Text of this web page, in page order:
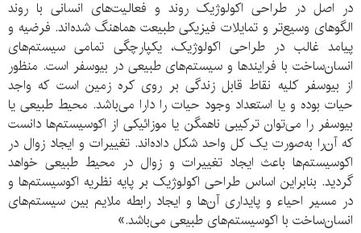
در اصل در طراحی اکولوژیک روند و فعالیت‌های انسانی با روند
الگوهای وسیع‌تر و تمایلات فیزیکی طبیعت هماهنگ شده‌اند. فرضیه و
پیامد غالب در طراحی اکولوژیک، یکپارچگی تمامی سیستم‌های
انسان‌ساخت با فرایندها و سیستم‌های طبیعی در بیوسفر است. منظور
از بیوسفر کلیه نقاط قابل زندگی بر روی کره زمین است که واجد
حیات بوده و یا استعداد وجود حیات را دارا می‌باشد. محیط طبیعی یا
بیوسفر را می‌توان ترکیبی ناهمگن یا موزائیکی از اکوسیستم‌ها دانست
که آن‌را به‌صورت یک کل واحد شکل داده‌اند. تغییرات و ایجاد زوال در
اکوسیستم‌ها باعث ایجاد تغییرات و زوال در محیط طبیعی خواهد
گردید. بنابراین اساس طراحی اکولوژیک بر پایه نظریه اکوسیستم‌ها و
در مسیر احیاء و پایداری آن‌ها و ایجاد رابطه ملایم بین سیستم‌های
انسان‌ساخت با اکوسیستم‌های طبیعی می‌باشد.»